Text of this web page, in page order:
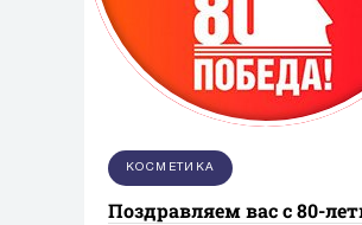
КОСМЕТИКА
Поздравляем вас с 80-